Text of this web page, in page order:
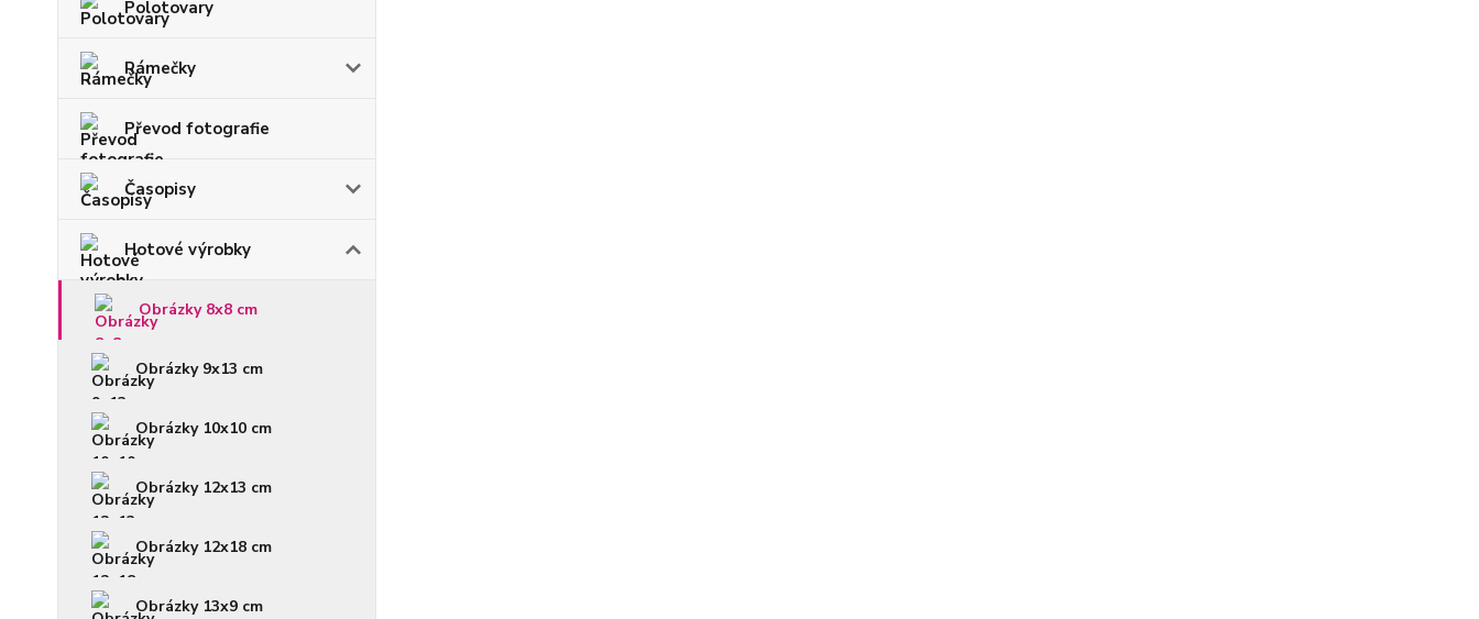
Polotovary
Rámečky
Převod fotografie
Časopisy
Hotové výrobky
Obrázky 8x8 cm
Obrázky 9x13 cm
Obrázky 10x10 cm
Obrázky 12x13 cm
Obrázky 12x18 cm
Obrázky 13x9 cm